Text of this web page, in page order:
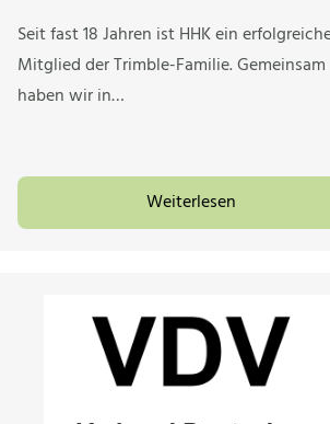
Seit fast 18 Jahren ist HHK ein
Mitglied der Trimble-Familie. Gemeinsam
haben wir in…
Weiterlesen